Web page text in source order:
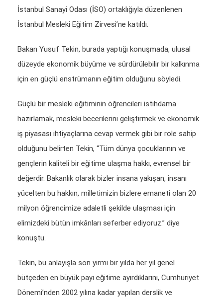
İstanbul Sanayi Odası (İSO) ortaklığıyla düzenlenen
İstanbul Mesleki Eğitim Zirvesi’ne katıldı.
Bakan Yusuf Tekin, burada yaptığı konuşmada, ulusal
düzeyde ekonomik büyüme ve sürdürülebilir bir kalkınma
için en güçlü enstrümanın eğitim olduğunu söyledi.
Güçlü bir mesleki eğitiminin öğrencileri istihdama
hazırlamak, mesleki becerilerini geliştirmek ve ekonomik
iş piyasası ihtiyaçlarına cevap vermek gibi bir role sahip
olduğunu belirten Tekin, “Tüm dünya çocuklarının ve
gençlerin kaliteli bir eğitime ulaşma hakkı, evrensel bir
değerdir. Bakanlık olarak bizler insana yakışan, insanı
yücelten bu hakkın, milletimizin bizlere emaneti olan 20
milyon öğrencimize adaletli şekilde ulaşması için
elimizdeki bütün imkânları seferber ediyoruz.” diye
konuştu.
Tekin, bu anlayışla son yirmi bir yılda her yıl genel
bütçeden en büyük payı eğitime ayırdıklarını, Cumhuriyet
Dönemi’nden 2002 yılına kadar yapılan derslik ve